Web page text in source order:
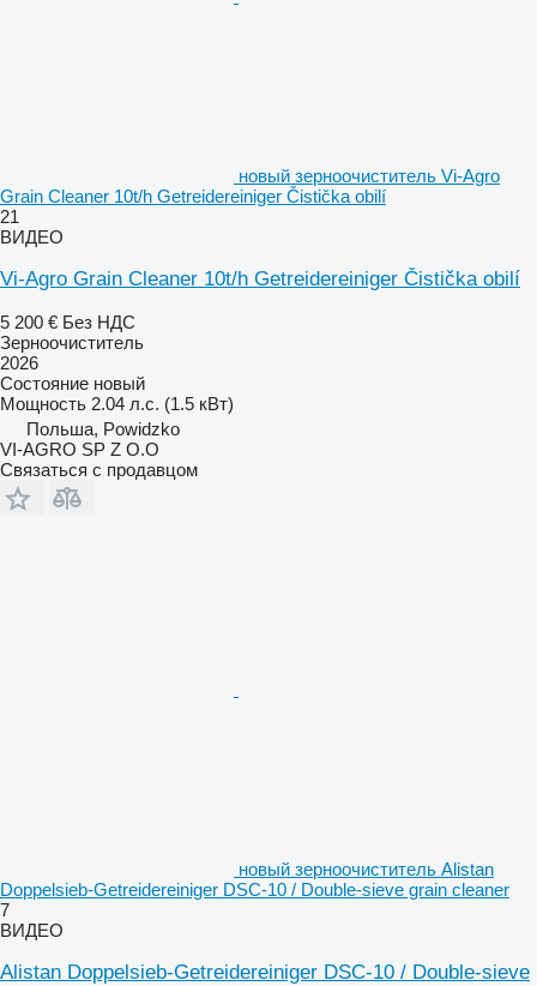
новый зерноочиститель Vi-Agro
Grain Cleaner 10t/h Getreidereiniger Čistička obilí
21
ВИДЕО
Vi-Agro Grain Cleaner 10t/h Getreidereiniger Čistička obilí
5 200 € Без НДС
Зерноочиститель
2026
Состояние новый
Мощность 2.04 л.с. (1.5 кВт)
Польша, Powidzko
VI-AGRO SP Z O.O
Связаться с продавцом
новый зерноочиститель Alistan
Doppelsieb-Getreidereiniger DSC-10 / Double-sieve grain cleaner
7
ВИДЕО
Alistan Doppelsieb-Getreidereiniger DSC-10 / Double-sieve